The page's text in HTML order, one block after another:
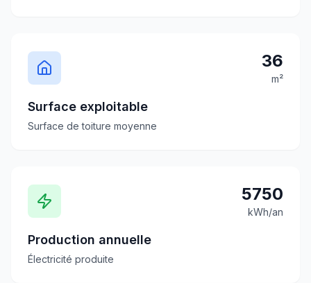
36
m²
Surface exploitable
Surface de toiture moyenne
5750
kWh/an
Production annuelle
Électricité produite